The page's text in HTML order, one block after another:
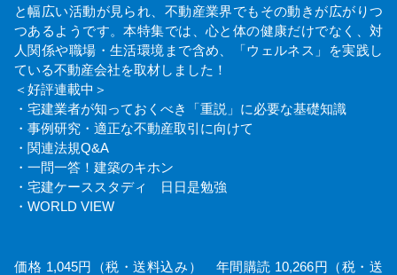
と幅広い活動が見られ、不動産業界でもその動きが広がりつ
つあるようです。本特集では、心と体の健康だけでなく、対
人関係や職場・生活環境まで含め、「ウェルネス」を実践し
ている不動産会社を取材しました！
＜好評連載中＞
・宅建業者が知っておくべき「重説」に必要な基礎知識
・事例研究・適正な不動産取引に向けて
・関連法規Q&A
・一問一答！建築のキホン
・宅建ケーススタディ 日日是勉強
・WORLD VIEW
価格 1,045円（税・送料込み） 年間購読 10,266円（税・送